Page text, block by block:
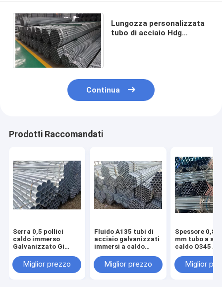
Lungozza personalizzata
tubo di acciaio Hdg
Continua
Prodotti Raccomandati
Serra 0,5 pollici
caldo immerso
Galvanizzato Gi
Miglior prezzo
Fluido A135 tubi di
acciaio galvanizzati
immersi a caldo
sacchetto di
plastica
Miglior prezzo
Spessore 0,8
mm tubo a
caldo Q345
Miglior